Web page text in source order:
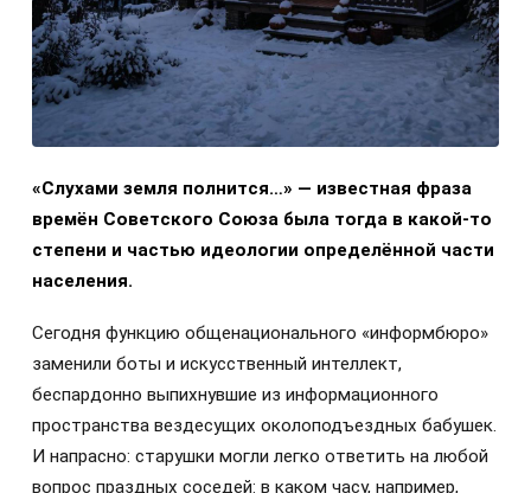
«Слухами земля полнится…» — известная фраза
времён Советского Союза была тогда в какой-то
степени и частью идеологии определённой части
населения.
Сегодня функцию общенационального «информбюро»
заменили боты и искусственный интеллект,
беспардонно выпихнувшие из информационного
пространства вездесущих околоподъездных бабушек.
И напрасно: старушки могли легко ответить на любой
вопрос праздных соседей: в каком часу, например,